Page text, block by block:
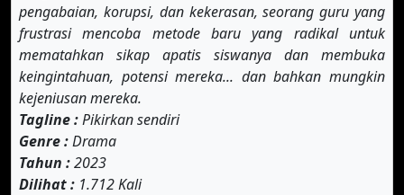
pengabaian, korupsi, dan kekerasan, seorang guru yang
frustrasi mencoba metode baru yang radikal untuk
mematahkan sikap apatis siswanya dan membuka
keingintahuan, potensi mereka... dan bahkan mungkin
kejeniusan mereka.
Tagline :Pikirkan sendiri
Genre :Drama
Tahun :2023
Dilihat : 1.712 Kali